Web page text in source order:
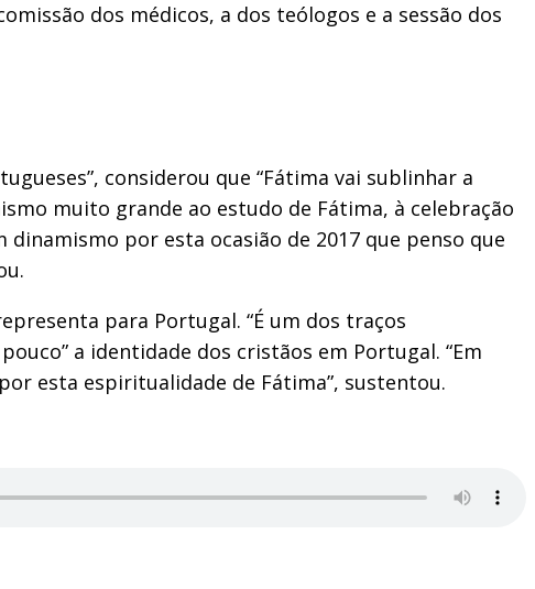
dos médicos, a dos teólogos e a sessão dos
considerou que “Fátima vai sublinhar a
muito grande ao estudo de Fátima, à celebração
por esta ocasião de 2017 que penso que
para Portugal. “É um dos traços
a identidade dos cristãos em Portugal. “Em
esta espiritualidade de Fátima”, sustentou.